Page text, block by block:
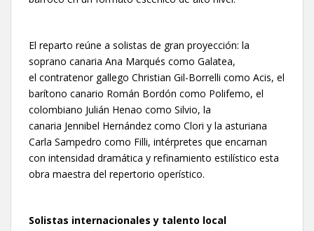
El reparto reúne a solistas de gran proyección: la
soprano canaria Ana Marqués como Galatea,
el contratenor gallego Christian Gil-Borrelli como Acis, el
barítono canario Román Bordón como Polifemo, el
colombiano Julián Henao como Silvio, la
canaria Jennibel Hernández como Clori y la asturiana
Carla Sampedro como Filli, intérpretes que encarnan
con intensidad dramática y refinamiento estilístico esta
obra maestra del repertorio operístico.
Solistas internacionales y talento local